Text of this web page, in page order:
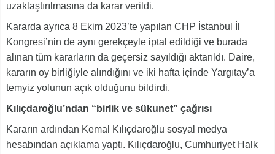
uzaklaştırılmasına da karar verildi.
Kararda ayrıca 8 Ekim 2023’te yapılan CHP İstanbul İl
Kongresi’nin de aynı gerekçeyle iptal edildiği ve burada
alınan tüm kararların da geçersiz sayıldığı aktarıldı. Daire,
kararın oy birliğiyle alındığını ve iki hafta içinde Yargıtay’a
temyiz yolunun açık olduğunu bildirdi.
Kılıçdaroğlu’ndan “birlik ve sükunet” çağrısı
Kararın ardından Kemal Kılıçdaroğlu sosyal medya
hesabından açıklama yaptı. Kılıçdaroğlu, Cumhuriyet Halk